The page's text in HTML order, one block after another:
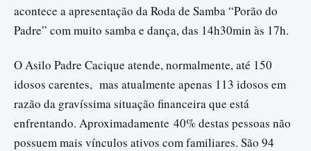
acontece a apresentação da Roda de Samba “Porão do
Padre” com muito samba e dança, das 14h30min às 17h.
O Asilo Padre Cacique atende, normalmente, até 150
idosos carentes, mas atualmente apenas 113 idosos em
razão da gravíssima situação financeira que está
enfrentando. Aproximadamente 40% destas pessoas não
possuem mais vínculos ativos com familiares. São 94